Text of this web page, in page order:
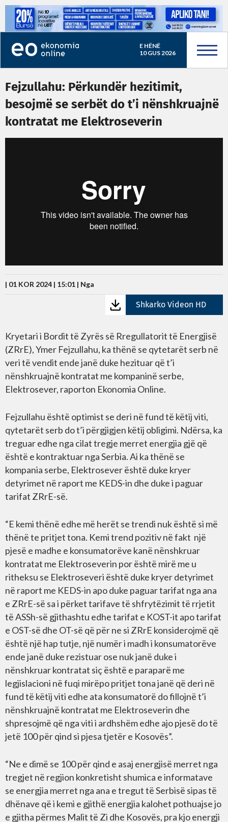
E HËNË
10 GUS 2026
Fejzullahu: Përkundër hezitimit,
besojmë se serbët do t’i nënshkruajnë
kontratat me Elektroseverin
| 01 KOR 2024 | 15:01 | Nga
Shkarko Videon HD
Kryetari i Bordit të Zyrës së Rregullatorit të Energjisë
(ZRrE), Ymer Fejzullahu, ka thënë se qytetarët serb në
veri të vendit ende janë duke hezituar që t’i
nënshkruajnë kontratat me kompaninë serbe,
Elektrosever, raporton Ekonomia Online.
Fejzullahu është optimist se deri në fund të këtij viti,
qytetarët serb do t’i përgjigjen këtij obligimi. Ndërsa, ka
treguar edhe nga cilat tregje merret energjia gjë që
është e kontraktuar nga Serbia. Ai ka thënë se
kompania serbe, Elektrosever është duke kryer
detyrimet në raport me KEDS-in dhe duke i paguar
tarifat ZRrE-së.
“E kemi thënë edhe më herët se trendi nuk është si më
thënë te pritjet tona. Kemi trend pozitiv në fakt një
pjesë e madhe e konsumatorëve kanë nënshkruar
kontratat me Elektroseverin por është mirë me u
ritheksu se Elektroseveri është duke kryer detyrimet
në raport me KEDS-in apo duke paguar tarifat nga ana
e ZRrE-së sa i përket tarifave të shfrytëzimit të rrjetit
të ASSh-së gjithashtu edhe tarifat e KOST-it apo tarifat
e OST-së dhe OT-së që për ne si ZRrE konsiderojmë që
është një hap tutje, një numër i madh i konsumatorëve
ende janë duke rezistuar ose nuk janë duke i
nënshkruar kontratat siç është e paraparë me
legjislacioni në fuqi mirëpo pritjet tona janë që deri në
fund të këtij viti edhe ata konsumatorë do fillojnë t’i
nënshkruajnë kontratat me Elektroseverin dhe
shpresojmë që nga viti i ardhshëm edhe ajo pjesë do të
jetë 100 për qind si pjesa tjetër e Kosovës”.
“Ne e dimë se 100 për qind e asaj energjisë merret nga
tregjet në regjion konkretisht shumica e informatave
se energjia merret nga ana e tregut të Serbisë sipas të
dhënave që i kemi e gjithë energjia kalohet pothuajse jo
e gjitha përmes Malit të Zi dhe Kosovës, pra kjo energji